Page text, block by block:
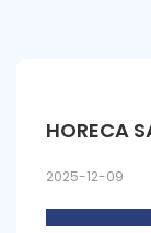
HORECA
2025-12-09